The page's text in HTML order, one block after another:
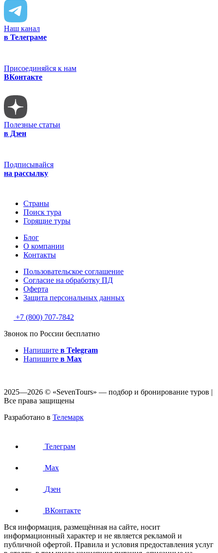
Наш канал
в Телеграме
Присоединяйся к нам
ВКонтакте
Полезные статьи
в Дзен
Подписывайся
на рассылку
Страны
Поиск тура
Горящие туры
Блог
О компании
Контакты
Пользовательское соглашение
Согласие на обработку ПД
Оферта
Защитa персональных данных
+7 (800) 707-7842
Звонок по России бесплатно
Напишите в Telegram
Напишите в Max
2025—2026 © «SevenTours» — подбор и бронирование туров |
Все права защищены
Разработано в Телемарк
Телеграм
Max
Дзен
ВКонтакте
Вся информация, размещённая на сайте, носит
информационный характер и не является рекламой и
публичной офертой. Правила и условия предоставления услуг